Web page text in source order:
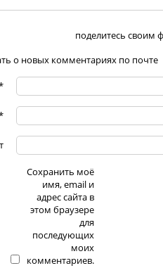
поделитесь своим
о новых комментариях по почте
Сохранить моё
имя, email и
адрес сайта в
этом браузере
для
последующих
моих
комментариев.